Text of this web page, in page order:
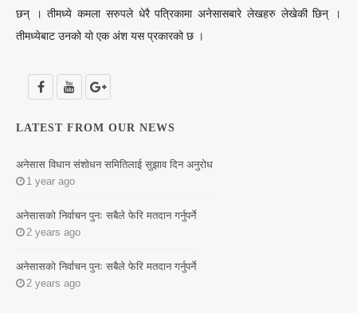
छन् । तीमध्ये कमला सरुपले धेरै पत्रिकामा अनेसासबारे लेखहरु लेखेकी छिन् ।
तीमध्येबाट उनको यो एक अंश यस प्रकारको छ ।
LATEST FROM OUR NEWS
अनेसास विधान संशोधन समितिलाई सुझाव दिन अनुरोध
1 year ago
अनेसासको निर्वाचन पुनः सबैले फेरि मतदान गर्नुपर्ने
2 years ago
अनेसासको निर्वाचन पुनः सबैले फेरि मतदान गर्नुपर्ने
2 years ago